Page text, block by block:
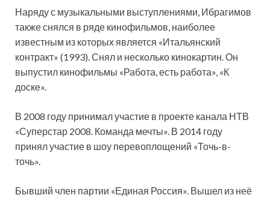
Наряду с музыкальными выступлениями, Ибрагимов
также снялся в ряде кинофильмов, наиболее
известным из которых является «Итальянский
контракт» (1993). Снял и несколько кинокартин. Он
выпустил кинофильмы «Работа, есть работа», «К
доске».
В 2008 году принимал участие в проекте канала НТВ
«Суперстар 2008. Команда мечты». В 2014 году
принял участие в шоу перевоплощений «Точь-в-
точь».
Бывший член партии «Единая Россия». Вышел из неё